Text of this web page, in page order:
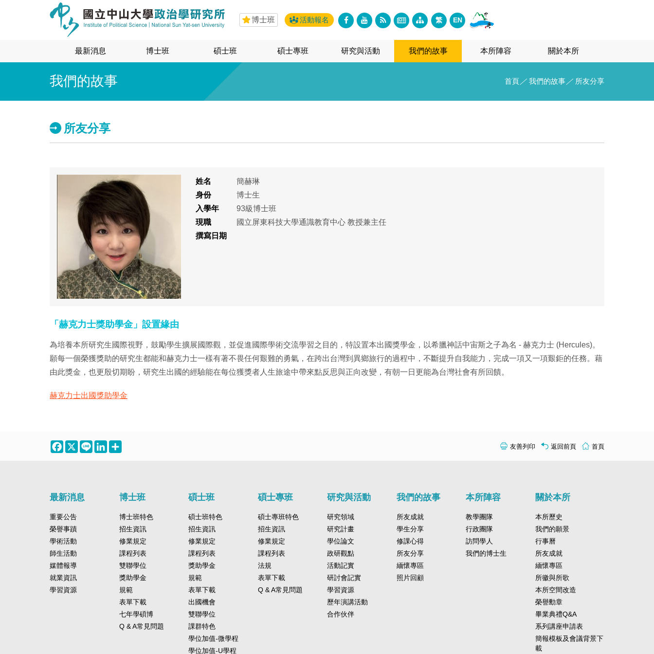
博士班 活動報名 繁 EN
最新消息 博士班 碩士班 碩士專班 研究與活動 我們的故事 本所陣容 關於本所
我們的故事 首頁 ／ 我們的故事 ／ 所友分享
所友分享
姓名
簡赫琳
身份
博士生
入學年
93級博士班
現職
國立屏東科技大學通識教育中心 教授兼主任
撰寫日期
「赫克力士獎助學金」設置緣由
為培養本所研究生國際視野，鼓勵學生擴展國際觀，並促進國際學術交流學習之目的，特設置本出國獎學金，以希臘神話中宙斯之子為名 - 赫克力士 (Hercules)。
願每一個榮獲獎助的研究生都能和赫克力士一樣有著不畏任何艱難的勇氣，在跨出台灣到異鄉旅行的過程中，不斷提升自我能力，完成一項又一項艱鉅的任務。藉
由此獎金，也更殷切期盼，研究生出國的經驗能在每位獲獎者人生旅途中帶來點反思與正向改變，有朝一日更能為台灣社會有所回饋。
赫克力士出國獎助學金
Facebook
X Line LinkedIn 友善列印 返回前頁 首頁
最新消息
重要公告
榮譽事蹟
學術活動
師生活動
媒體報導
就業資訊
學習資源
博士班
博士班特色
招生資訊
修業規定
課程列表
雙聯學位
獎助學金
規範
表單下載
七年學碩博
Q & A常見問題
碩士班
碩士班特色
招生資訊
修業規定
課程列表
獎助學金
規範
表單下載
出國機會
雙聯學位
課群特色
學位加值-微學程
學位加值-U學程
碩士專班
碩士專班特色
招生資訊
修業規定
課程列表
法規
表單下載
Q & A常見問題
研究與活動
研究領域
研究計畫
學位論文
政研觀點
活動記實
研討會記實
學習資源
歷年演講活動
合作伙伴
我們的故事
所友成就
學生分享
修課心得
所友分享
緬懷專區
照片回顧
本所陣容
教學團隊
行政團隊
訪問學人
我們的博士生
關於本所
本所歷史
我們的願景
行事曆
所友成就
緬懷專區
所徽與所歌
本所空間改造
榮譽勳章
畢業典禮Q&A
系列講座申請表
簡報模板及會議背景下
載